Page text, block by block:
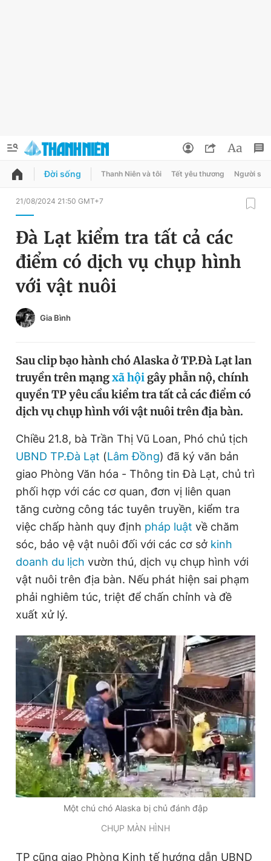
QUẢNG CÁO ĐẶT BÁO
Chuyên mục
Chuyên mục khác
Chào ngày mới
Video Magazine
Sản phẩm khác
Tiện ích Bạn cần biết
Thông tin tòa soạn Liên hệ quảng cáo
Đọc Thanh Niên trên điện thoại
Theo dõi báo trên
Hotline
0906 645 777
Liên hệ quảng cáo
0908 780 404
Đặt báo Quảng cáo RSS Tòa soạn Chính sách bảo
Tổng biên tập: Nguyễn Ngọc Toàn
Phó tổng biên tập thường trực: Hải Thành
Phó tổng biên tập: Lâm Hiếu Dũng
Phó tổng biên tập: Trần Việt Hưng
Tổng thư ký tòa soạn: Đức Trung
Giấy phép xuất bản số 110/GP - BTTTT cấp ngày 24.3.2020
Đổi mật khẩu
Tin đã lưu
Tin đã xem
Đời sống Thanh Niên và tôi Tết yêu thương Người
21/08/2024 21:50 GMT+7
Đà Lạt kiểm tra tất cả các
điểm có dịch vụ chụp hình
với vật nuôi
Gia Bình
Sau clip bạo hành chó Alaska ở TP.Đà Lạt lan
truyền trên mạngxã hộigây phẫn nộ, chính
quyền TP yêu cầu kiểm tra tất cả các điểm có
dịch vụ chụp hình với vật nuôi trên địa bàn.
Chiều 21.8, bà Trần Thị Vũ Loan, Phó chủ tịch
UBND TP.Đà Lạt (Lâm Đồng) đã ký văn bản
giao Phòng Văn hóa - Thông tin Đà Lạt, chủ trì
phối hợp với các cơ quan, đơn vị liên quan
tăng cường công tác tuyên truyền, kiểm tra
việc chấp hành quy định pháp luật về chăm
sóc, bảo vệ vật nuôi đối với các cơ sở kinh
doanh du lịch vườn thú, dịch vụ chụp hình với
vật nuôi trên địa bàn. Nếu phát hiện sai phạm
phải nghiêm túc, triệt để chấn chỉnh và đề
xuất xử lý.
Một chú chó Alaska bị chủ đánh đập
CHỤP MÀN HÌNH
TP cũng giao Phòng Kinh tế hướng dẫn UBND